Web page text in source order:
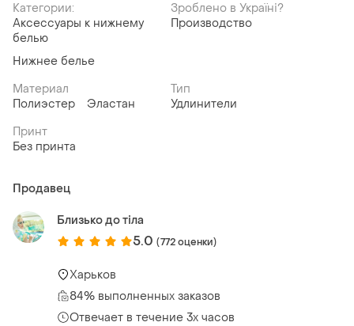
Категории:
Аксессуары к нижнему
белью
Нижнее белье
Зроблено в Україні?
Производство
Материал
Полиэстер
Эластан
Тип
Удлинители
Принт
Без принта
Продавец
Близько до тіла
5.0 (772 оценки)
Харьков
84% выполненных заказов
Отвечает в течение 3х часов